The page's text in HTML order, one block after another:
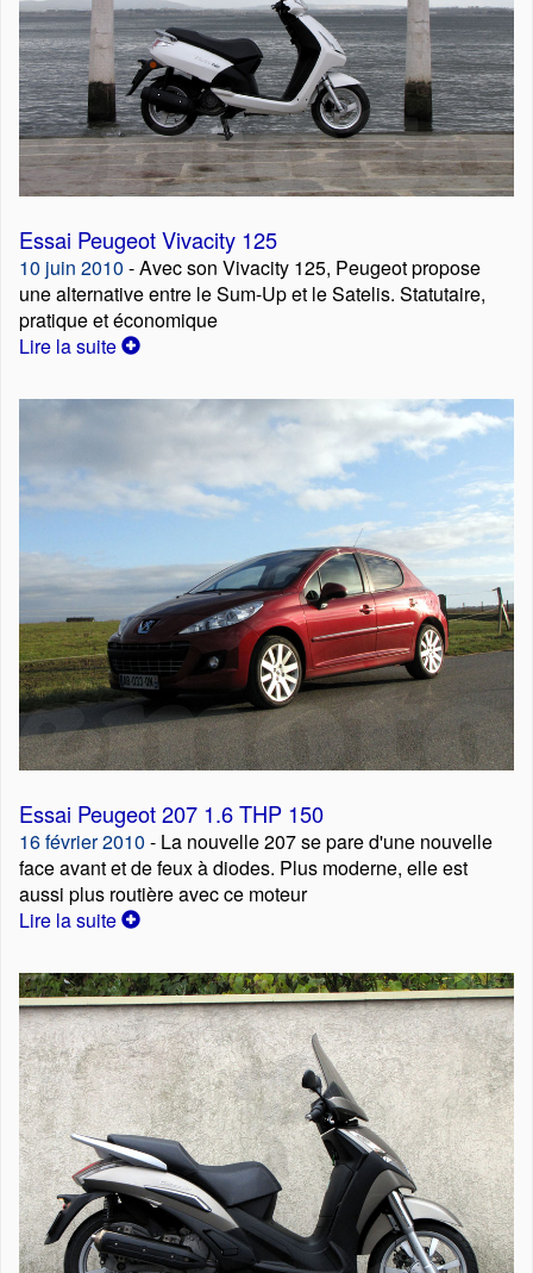
Essai Peugeot Vivacity 125
10 juin 2010 - Avec son Vivacity 125, Peugeot propose
une alternative entre le Sum-Up et le Satelis. Statutaire,
pratique et économique
Lire la suite
Essai Peugeot 207 1.6 THP 150
16 février 2010 - La nouvelle 207 se pare d'une nouvelle
face avant et de feux à diodes. Plus moderne, elle est
aussi plus routière avec ce moteur
Lire la suite